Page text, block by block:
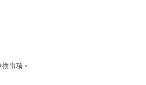
事項。